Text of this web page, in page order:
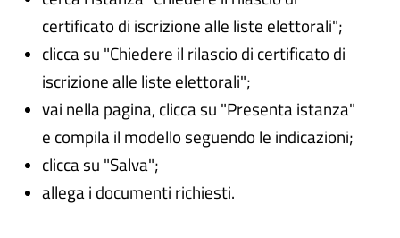
certificato di iscrizione alle liste elettorali";
clicca su "Chiedere il rilascio di certificato di
iscrizione alle liste elettorali";
vai nella pagina, clicca su "Presenta istanza"
e compila il modello seguendo le indicazioni;
clicca su "Salva";
allega i documenti richiesti.